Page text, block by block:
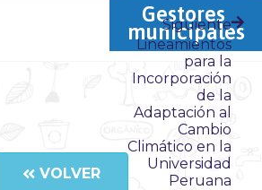
Gestores
municipales
Siguiente
Lineamientos
para la
Incorporación
de la
Adaptación al
Cambio
Climático en la
Universidad
Peruana
VOLVER